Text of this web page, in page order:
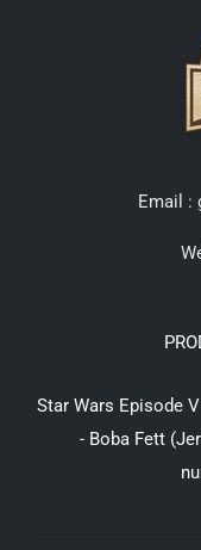
Email :
Star Wars Episode
- Boba Fett